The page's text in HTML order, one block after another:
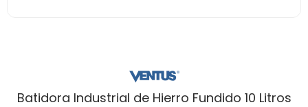
Batidora Industrial de Hierro Fundido 10 Litros